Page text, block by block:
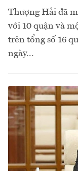
Thượng Hải đã
với 10 quận và
trên tổng số 16
ngày...